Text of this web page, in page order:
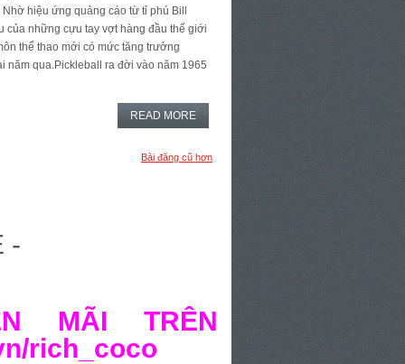
hiệu ứng quảng cáo từ tỉ phú Bill
của những cựu tay vợt hàng đầu thế giới
thể thao mới có mức tăng trưởng
năm qua.Pickleball ra đời vào năm 1965
READ MORE
Bài đăng cũ hơn
-
MÃI TRÊN
rich_coco